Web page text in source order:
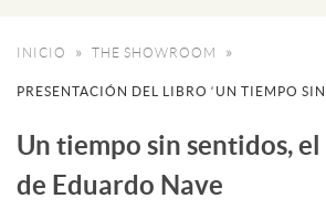
INICIO THE SHOWROOM
PRESENTACIÓN DEL LIBRO ‘UN TIEMPO SIN
Un tiempo sin sentidos,
de Eduardo Nave